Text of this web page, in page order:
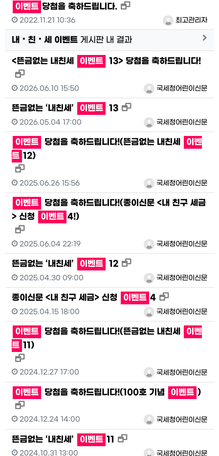
이벤트 당첨을 축하드립니다. 새창으로 보기
최고관리자
2022.11.21 10:36
내‧친‧세 이벤트 게시판 내 결과
<뜬금없는 내친세 이벤트 13> 당첨을 축하드립니다!
새창으로 보기
국세청어린이신문
2026.06.10 15:50
뜬금없는 ‘내친세’ 이벤트 13 새창으로 보기
국세청어린이신문
2026.05.04 17:00
이벤트 당첨을 축하드립니다!(뜬금없는 내친세
이벤
트 12)
새창으로 보기
국세청어린이신문
2025.06.26 15:56
이벤트
당첨을 축하드립니다!(종이신문 <내 친구 세금
> 신청
이벤트 4!)
새창으로 보기
국세청어린이신문
2025.06.04 22:19
뜬금없는 ‘내친세’ 이벤트 12 새창으로 보기
국세청어린이신문
2025.04.30 09:00
종이신문 <내 친구 세금> 신청 이벤트 4 새창으로 보기
국세청어린이신문
2025.04.15 18:00
이벤트 당첨을 축하드립니다!(뜬금없는 내친세
이벤
트 11)
새창으로 보기
국세청어린이신문
2024.12.27 17:00
이벤트 당첨을 축하드립니다!(100호 기념 이벤트 )
새창으로 보기
국세청어린이신문
2024.12.24 14:00
뜬금없는 ‘내친세’ 이벤트 11 새창으로 보기
국세청어린이신문
2024.10.31 13:00